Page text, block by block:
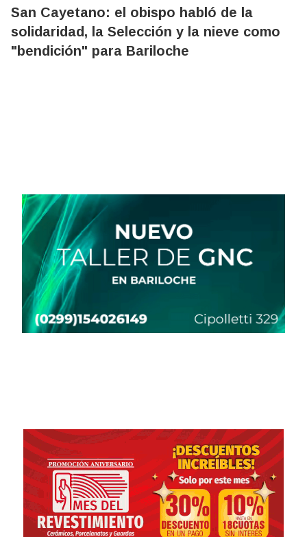
San Cayetano: el obispo habló de la
solidaridad, la Selección y la nieve como
"bendición" para Bariloche